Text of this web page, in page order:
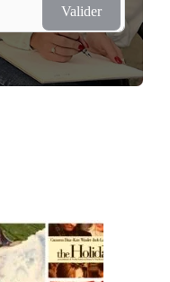
Valider